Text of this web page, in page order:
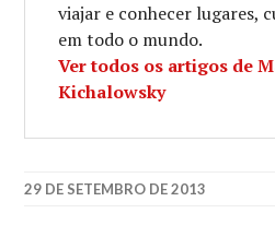
viajar e conhecer lugares,
em todo o mundo.
Ver todos os artigos de
Kichalowsky
29 DE SETEMBRO DE 2013